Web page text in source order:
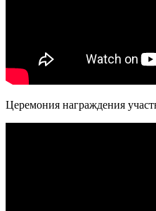
Церемония награждения